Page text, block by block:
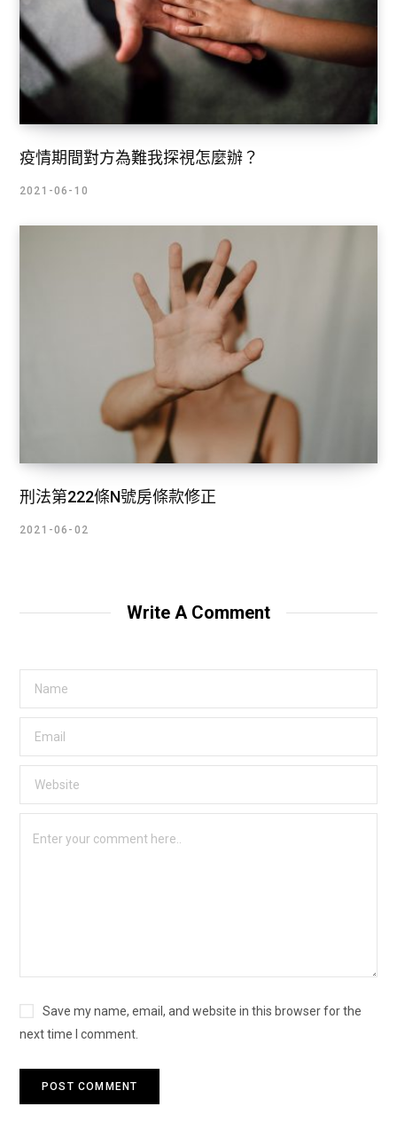
疫情期間對方為難我探視怎麼辦？
2021-06-10
刑法第222條N號房條款修正
2021-06-02
Write A Comment
Save my name, email, and website in this browser for the
next time I comment.